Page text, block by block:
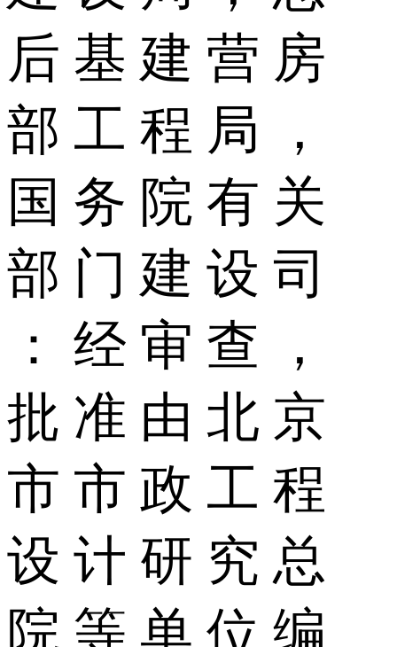
后 基 建 营 房
部 工 程 局 ，
国 务 院 有 关
部 门 建 设 司
： 经 审 查 ，
批 准 由 北 京
市 市 政 工 程
设 计 研 究 总
院 等 单 位 编